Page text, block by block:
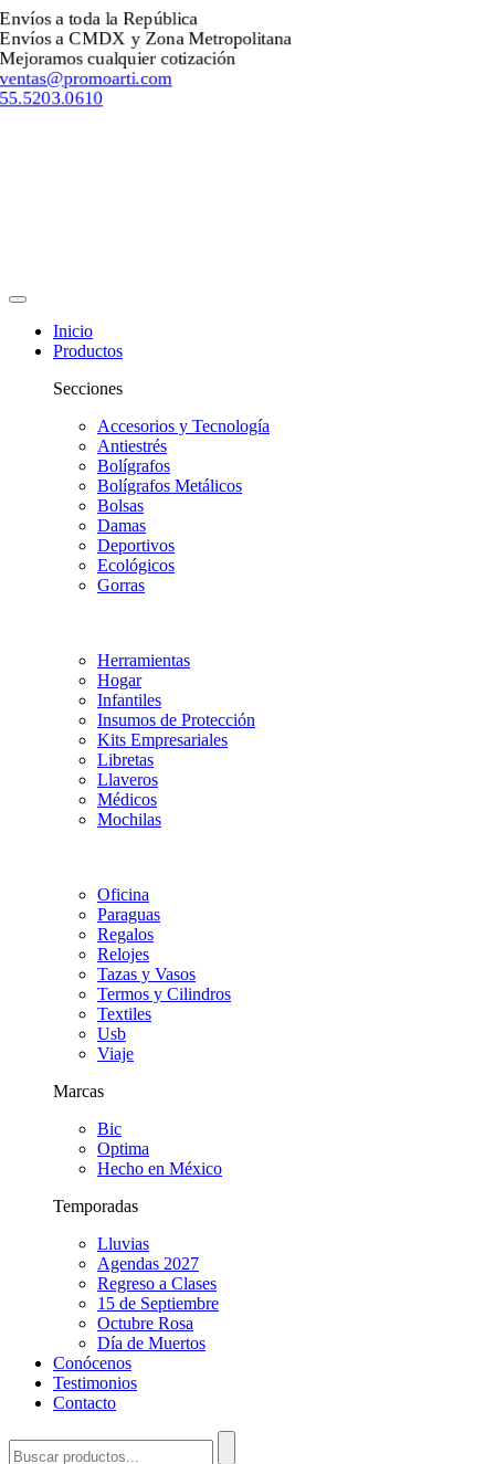
a toda la República
a CMDX y Zona Metropolitana
cualquier cotización
Inicio
Productos
Secciones
Accesorios y Tecnología
Antiestrés
Bolígrafos
Bolígrafos Metálicos
Bolsas
Damas
Deportivos
Ecológicos
Gorras
Herramientas
Hogar
Infantiles
Insumos de Protección
Kits Empresariales
Libretas
Llaveros
Médicos
Mochilas
Oficina
Paraguas
Regalos
Relojes
Tazas y Vasos
Termos y Cilindros
Textiles
Usb
Viaje
Marcas
Bic
Optima
Hecho en México
Temporadas
Lluvias
Agendas 2027
Regreso a Clases
15 de Septiembre
Octubre Rosa
Día de Muertos
Conócenos
Testimonios
Contacto